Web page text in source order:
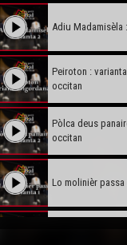
Adiu Madamisèla
Peiroton :
occitan
Pòlca deus
occitan
Lo molinièr